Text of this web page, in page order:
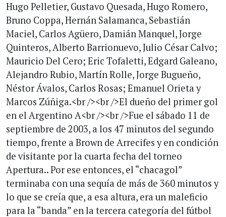
Hugo Pelletier, Gustavo Quesada, Hugo Romero,
Bruno Coppa, Hernán Salamanca, Sebastián
Maciel, Carlos Agüero, Damián Manquel, Jorge
Quinteros, Alberto Barrionuevo, Julio César Calvo;
Mauricio Del Cero; Eric Tofaletti, Edgard Galeano,
Alejandro Rubio, Martín Rolle, Jorge Bugueño,
Néstor Ávalos, Carlos Rosas; Emanuel Orieta y
Marcos Zúñiga.<br /><br />El dueño del primer gol
en el Argentino A<br /><br />Fue el sábado 11 de
septiembre de 2003, a los 47 minutos del segundo
tiempo, frente a Brown de Arrecifes y en condición
de visitante por la cuarta fecha del torneo
Apertura.. Por ese entonces, el “chacagol”
terminaba con una sequía de más de 360 minutos y
lo que se creía que, a esa altura, era un maleficio
para la “banda” en la tercera categoría del fútbol